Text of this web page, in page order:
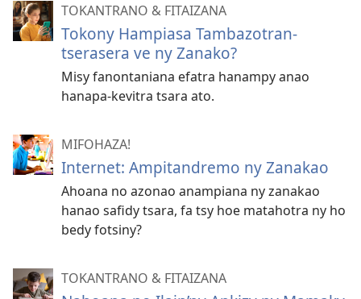
TOKANTRANO & FITAIZANA
Tokony Hampiasa Tambazotran-
tserasera ve ny Zanako?
Misy fanontaniana efatra hanampy anao
hanapa-kevitra tsara ato.
MIFOHAZA!
Internet: Ampitandremo ny Zanakao
Ahoana no azonao anampiana ny zanakao
hanao safidy tsara, fa tsy hoe matahotra ny ho
bedy fotsiny?
TOKANTRANO & FITAIZANA